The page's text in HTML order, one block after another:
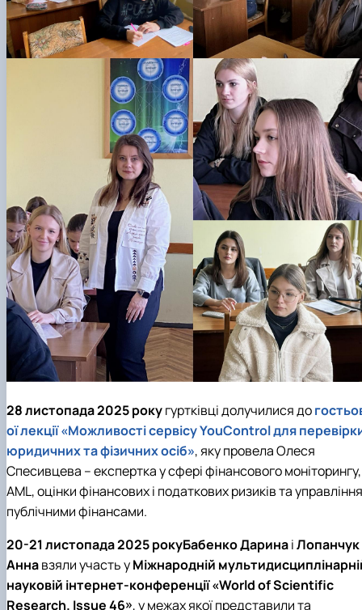
28 листопада 2025 рокугуртківці долучилися до
ої лекції «Можливості сервісуYouControlдля
юридичних та фізичних осіб», яку провела Олеся
Спесивцева – експертка у сфері фінансового моніторингу,
AML, оцінки фінансових і податкових ризиків та управління
публічними фінансами.
20-21 листопада 2025 рокуБабенко ДаринаіЛопанчук
Аннавзяли участь уМіжнародній
науковій інтернет-конференції «World of Scientific
Research. Issue 46», у межах якої представилита